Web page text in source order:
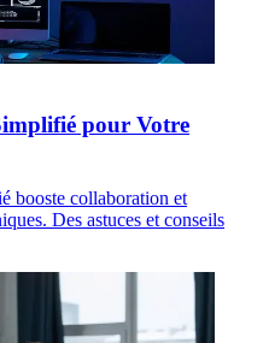
pour Votre
booste collaboration et
Des astuces et conseils